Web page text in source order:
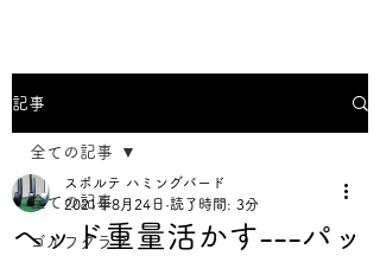
記事
全ての記事
ゴルフクラブ
全ての記事
ヘッド重量活かす---パッ
スポルテ ハミングバード
2021年8月24日 読了時間: 3分